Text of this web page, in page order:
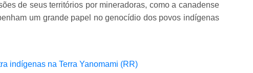
de seus territórios por mineradoras, como a canadense
um grande papel no genocídio dos povos indígenas
indígenas na Terra Yanomami (RR)